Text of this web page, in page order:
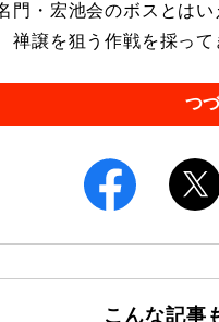
・宏池会のボスとは
禅譲を狙う作戦を採って
つ
こんな記事